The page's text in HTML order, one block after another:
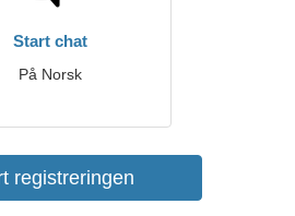
Start chat
På Norsk
registreringen